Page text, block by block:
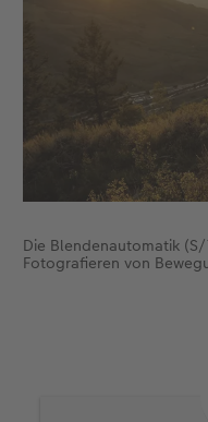
Die Blendenautomatik
Fotografieren von